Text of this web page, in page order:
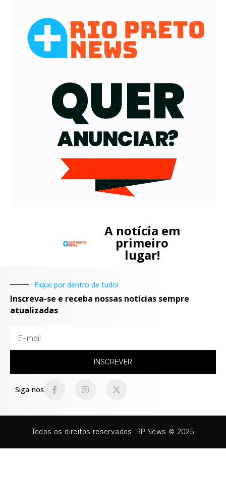
A notícia em
primeiro
lugar!
Fique por dentro de tudo!
Inscreva-se e receba nossas notícias sempre
atualizadas
INSCREVER
Siga-nos
Todos os direitos reservados. RP News © 2025